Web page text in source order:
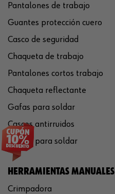
Pantalones de trabajo
Guantes protección cuero
Casco de seguridad
Chaqueta de trabajo
Pantalones cortos trabajo
Chaqueta reflectante
Gafas para soldar
Cascos antirruidos
Careta para soldar
HERRAMIENTAS MANUALES
Crimpadora